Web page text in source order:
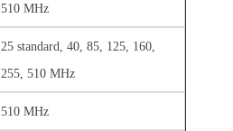
510 MHz
25 standard, 40, 85, 125, 160,
255, 510 MHz
510 MHz